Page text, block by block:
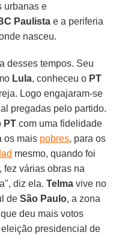
urbanas e
Paulista e a periferia
nasceu.
desses tempos. Seu
Lula, conheceu o PT
Logo engajaram-se
pregadas pelo partido.
PT com uma fidelidade
os mais pobres, para os
mesmo, quando foi
, fez várias obras na
diz ela.Telma vive no
deSão Paulo, a zona
deu mais votos
presidencial de